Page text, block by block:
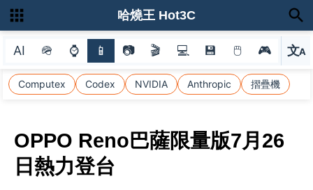
AI 🪖 ⌚ 📱 📷 🎬 💻 💾 🖱 🎮 文A
選
Computex Codex NVIDIA Anthropic 摺疊機
哈燒王 Hot3C
OPPO Reno巴薩限量版7月26
日熱力登台